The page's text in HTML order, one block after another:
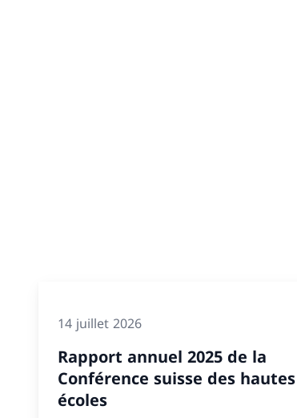
14 juillet 2026
Rapport annuel 2025 de la
Conférence suisse des hautes
écoles